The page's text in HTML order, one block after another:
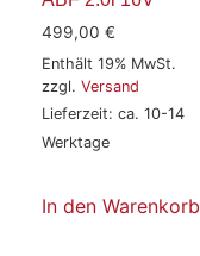
499,00 €
Enthält 19% MwSt.
zzgl. Versand
Lieferzeit: ca. 10-14
Werktage
In den Warenkorb